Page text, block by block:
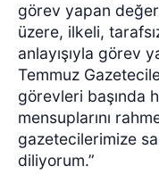
görev yapan
üzere, ilkeli,
anlayışıyla görev
Temmuz
görevleri başında
mensuplarını
gazetecilerimize
diliyorum.”